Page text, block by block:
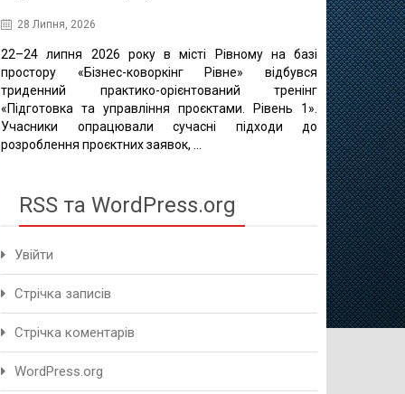
28 Липня, 2026
22–24 липня 2026 року в місті Рівному на базі
простору «Бізнес-коворкінг Рівне» відбувся
триденний практико-орієнтований тренінг
«Підготовка та управління проєктами. Рівень 1».
Учасники опрацювали сучасні підходи до
розроблення проєктних заявок, ...
16 Липня,
10 липня в
відбулася
міста Рівне
методичного
RSS та WordPress.org
Увійти
Стрічка записів
Стрічка коментарів
WordPress.org